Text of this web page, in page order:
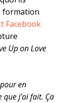
formation
Facebook
Up on Love
en
que j’ai fait. Ça